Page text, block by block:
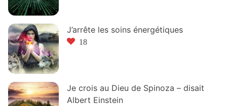
J’arrête les soins énergétiques
18
Je crois au Dieu de Spinoza – disait
Albert Einstein